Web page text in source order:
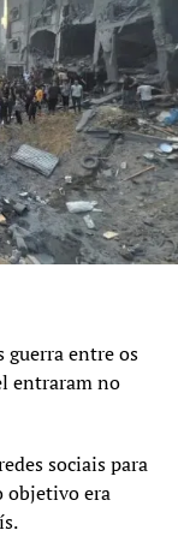
guerra entre os
entraram no
sociais para
objetivo era